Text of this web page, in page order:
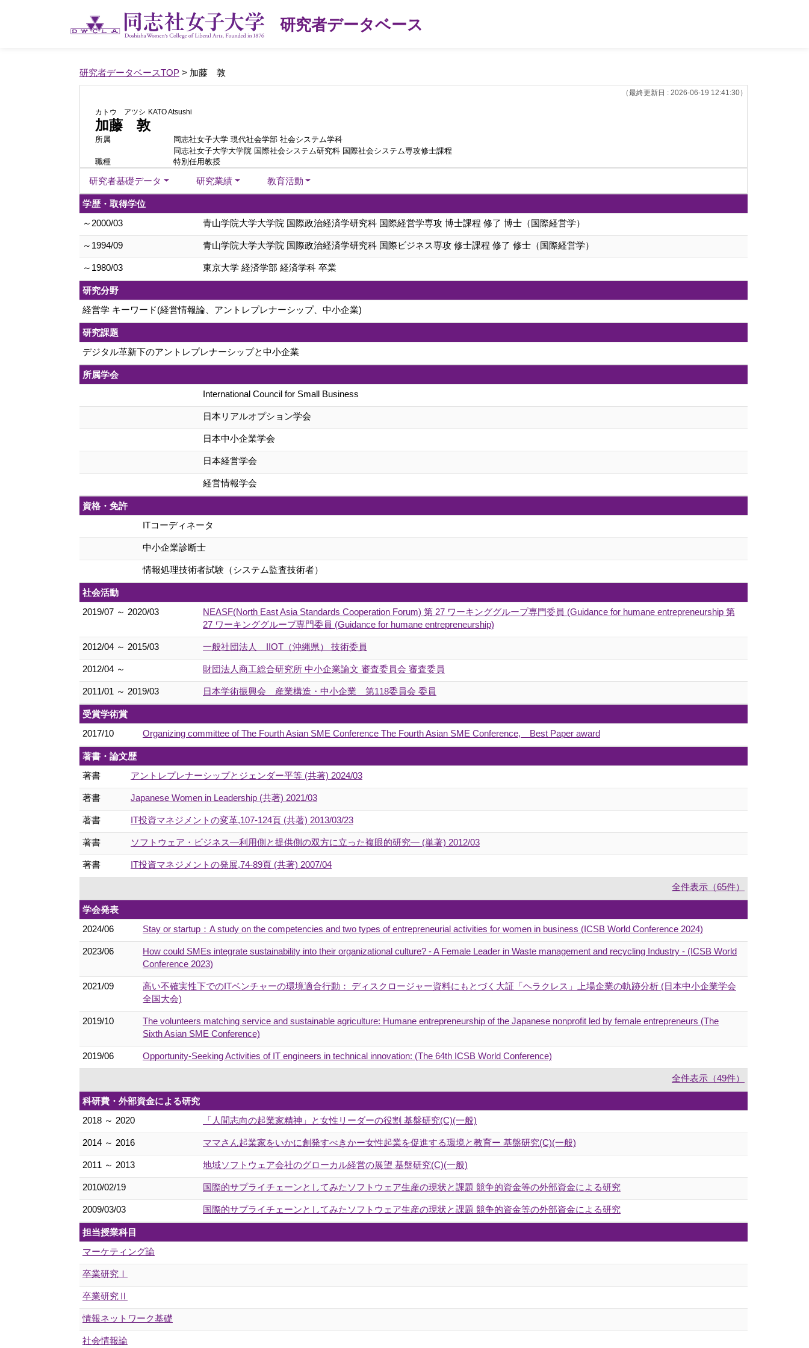
研究者データベース
研究者データベースTOP > 加藤 敦
（最終更新日 : 2026-06-19 12:41:30）
カトウ アツシ KATO Atsushi
加藤 敦
所属
同志社女子大学 現代社会学部 社会システム学科
同志社女子大学大学院 国際社会システム研究科 国際社会システム専攻修士課程
職種
特別任用教授
研究者基礎データ 研究業績 教育活動
学歴・取得学位
～2000/03
青山学院大学大学院 国際政治経済学研究科 国際経営学専攻 博士課程 修了 博士（国際経営学）
～1994/09 青山学院大学大学院 国際政治経済学研究科 国際ビジネス専攻 修士課程 修了 修士（国際経営学）
～1980/03 東京大学 経済学部 経済学科 卒業
研究分野
経営学 キーワード(経営情報論、アントレプレナーシップ、中小企業)
研究課題
デジタル革新下のアントレプレナーシップと中小企業
所属学会
International Council for Small Business
日本リアルオプション学会
日本中小企業学会
日本経営学会
経営情報学会
資格・免許
ITコーディネータ
中小企業診断士
情報処理技術者試験（システム監査技術者）
社会活動
2019/07 ～ 2020/03
NEASF(North East Asia Standards Cooperation Forum) 第 27 ワーキンググループ専門委員 (Guidance for humane entrepreneurship 第
27 ワーキンググループ専門委員 (Guidance for humane entrepreneurship)
2012/04 ～ 2015/03 一般社団法人 IIOT（沖縄県） 技術委員
2012/04 ～ 財団法人商工総合研究所 中小企業論文 審査委員会 審査委員
2011/01 ～ 2019/03 日本学術振興会 産業構造・中小企業 第118委員会 委員
受賞学術賞
2017/10
Organizing committee of The Fourth Asian SME Conference The Fourth Asian SME Conference, Best Paper award
著書・論文歴
著書
アントレプレナーシップとジェンダー平等 (共著) 2024/03
著書 Japanese Women in Leadership (共著) 2021/03
著書 IT投資マネジメントの変革,107-124頁 (共著) 2013/03/23
著書 ソフトウェア・ビジネス―利用側と提供側の双方に立った複眼的研究― (単著) 2012/03
著書 IT投資マネジメントの発展,74-89頁 (共著) 2007/04
全件表示（65件）
学会発表
2024/06
Stay or startup：A study on the competencies and two types of entrepreneurial activities for women in business (ICSB World Conference 2024)
2023/06
How could SMEs integrate sustainability into their organizational culture? - A Female Leader in Waste management and recycling Industry - (ICSB World
Conference 2023)
2021/09
高い不確実性下でのITベンチャーの環境適合行動： ディスクロージャー資料にもとづく大証「ヘラクレス」上場企業の軌跡分析 (日本中小企業学会
全国大会)
2019/10
The volunteers matching service and sustainable agriculture: Humane entrepreneurship of the Japanese nonprofit led by female entrepreneurs (The
Sixth Asian SME Conference)
2019/06 Opportunity-Seeking Activities of IT engineers in technical innovation: (The 64th ICSB World Conference)
全件表示（49件）
科研費・外部資金による研究
2018 ～ 2020
「人間志向の起業家精神」と女性リーダーの役割 基盤研究(C)(一般)
2014 ～ 2016 ママさん起業家をいかに創発すべきかー女性起業を促進する環境と教育ー 基盤研究(C)(一般)
2011 ～ 2013 地域ソフトウェア会社のグローカル経営の展望 基盤研究(C)(一般)
2010/02/19 国際的サプライチェーンとしてみたソフトウェア生産の現状と課題 競争的資金等の外部資金による研究
2009/03/03 国際的サプライチェーンとしてみたソフトウェア生産の現状と課題 競争的資金等の外部資金による研究
担当授業科目
マーケティング論
卒業研究Ⅰ
卒業研究Ⅱ
情報ネットワーク基礎
社会情報論